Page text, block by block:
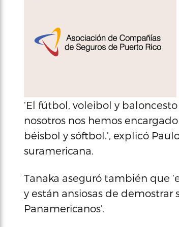
‘El fútbol, voleibol y
nosotros nos hemos
béisbol y sóftbol.’, explicó
suramericana.
Tanaka aseguró también que
y están ansiosas de demostrar
Panamericanos’.